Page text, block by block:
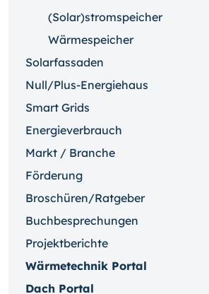
(Solar)stromspeicher
Wärmespeicher
Solarfassaden
Null/Plus-Energiehaus
Smart Grids
Energieverbrauch
Markt / Branche
Förderung
Broschüren/Ratgeber
Buchbesprechungen
Projektberichte
Wärmetechnik Portal
Dach Portal